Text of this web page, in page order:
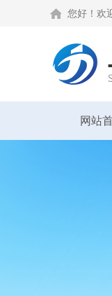
您好！欢
网站